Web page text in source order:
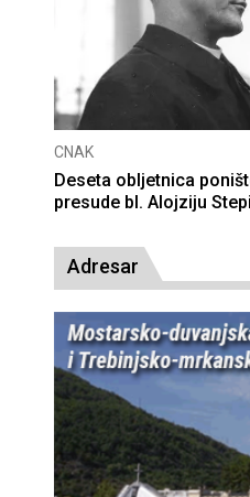
CNAK
Deseta obljetnica
presude bl. Alojziju
Adresar